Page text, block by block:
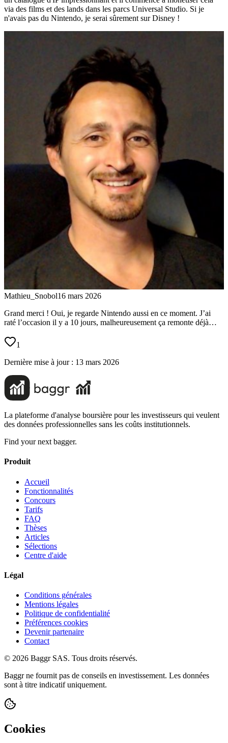
via des films et des lands dans les parcs Universal Studio. Si je
n'avais pas du Nintendo, je serai sûrement sur Disney !
Mathieu_Snobol16 mars 2026
Grand merci ! Oui, je regarde Nintendo aussi en ce moment. J’ai
raté l’occasion il y a 10 jours, malheureusement ça remonte déjà…
1
Dernière mise à jour : 13 mars 2026
La plateforme d'analyse boursière pour les investisseurs qui veulent
des données professionnelles sans les coûts institutionnels.
Find your next bagger.
Produit
Accueil
Fonctionnalités
Concours
Tarifs
FAQ
Thèses
Articles
Sélections
Centre d'aide
Légal
Conditions générales
Mentions légales
Politique de confidentialité
Préférences cookies
Devenir partenaire
Contact
© 2026 Baggr SAS. Tous droits réservés.
Baggr ne fournit pas de conseils en investissement. Les données
sont à titre indicatif uniquement.
Cookies